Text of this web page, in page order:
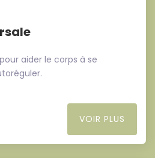
aider le corps à se
VOIR PLUS